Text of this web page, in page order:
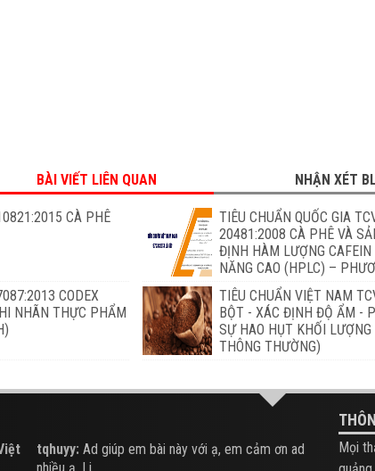
BÀI VIẾT LIÊN QUAN NHẬN XÉT
CÀ PHÊ
TIÊU CHUẨN QUỐC GIA
20481:2008 CÀ PHÊ VÀ
ĐỊNH HÀM LƯỢNG
NĂNG CAO (HPLC) –
CODEX
NHÃN THỰC PHẨM
TIÊU CHUẨN VIỆT NAM
BỘT - XÁC ĐỊNH ĐỘ ẨM -
SỰ HAO HỤT KHỐI
THÔNG THƯỜNG)
tqhuyy: Ad giúp em bài này với ạ, em cảm ơn ad
Mọi